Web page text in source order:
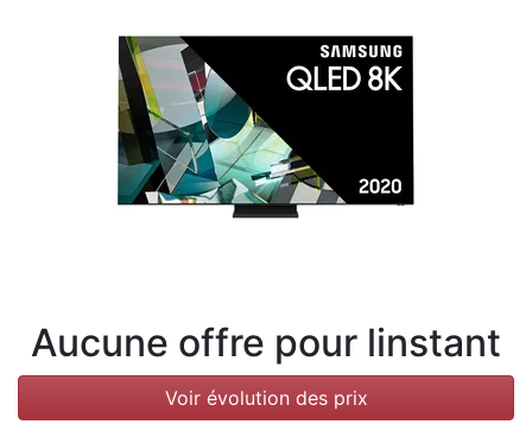
Conditions
Catégories
Aucune offre pour linstant
Voir évolution des prix